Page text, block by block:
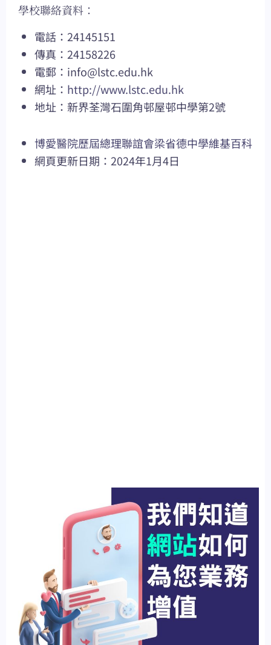
學校聯絡資料：
電話：24145151
傳真：24158226
電郵： info@lstc.edu.hk
網址： http://www.lstc.edu.hk
地址：新界荃灣石圍角邨屋邨中學第2號
博愛醫院歷屆總理聯誼會梁省德中學維基百科
網頁更新日期：2024年1月4日